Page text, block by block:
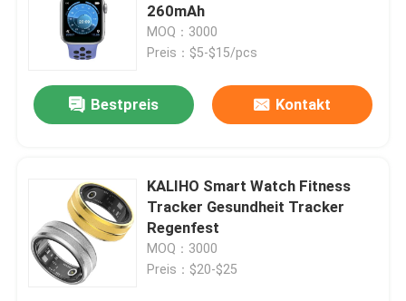
260mAh
MOQ：3000
Preis：$5-$15/pcs
Bestpreis Kontakt
KALIHO Smart Watch Fitness
Tracker Gesundheit Tracker
Regenfest
MOQ：3000
Preis：$20-$25